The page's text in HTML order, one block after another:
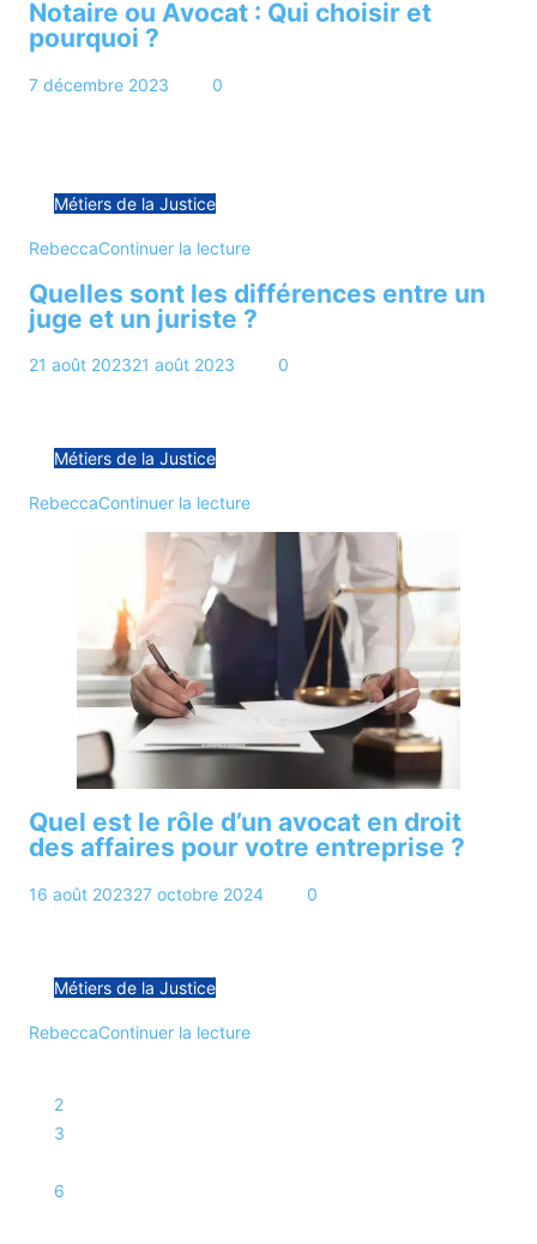
Notaire ou Avocat : Qui choisir et
pourquoi ?
7 décembre 2023
0
Métiers de la Justice
RebeccaContinuer la lecture
Quelles sont les différences entre un
juge et un juriste ?
21 août 202321 août 2023
0
Métiers de la Justice
RebeccaContinuer la lecture
Quel est le rôle d’un avocat en droit
des affaires pour votre entreprise ?
16 août 202327 octobre 2024
0
Métiers de la Justice
RebeccaContinuer la lecture
2
3
6